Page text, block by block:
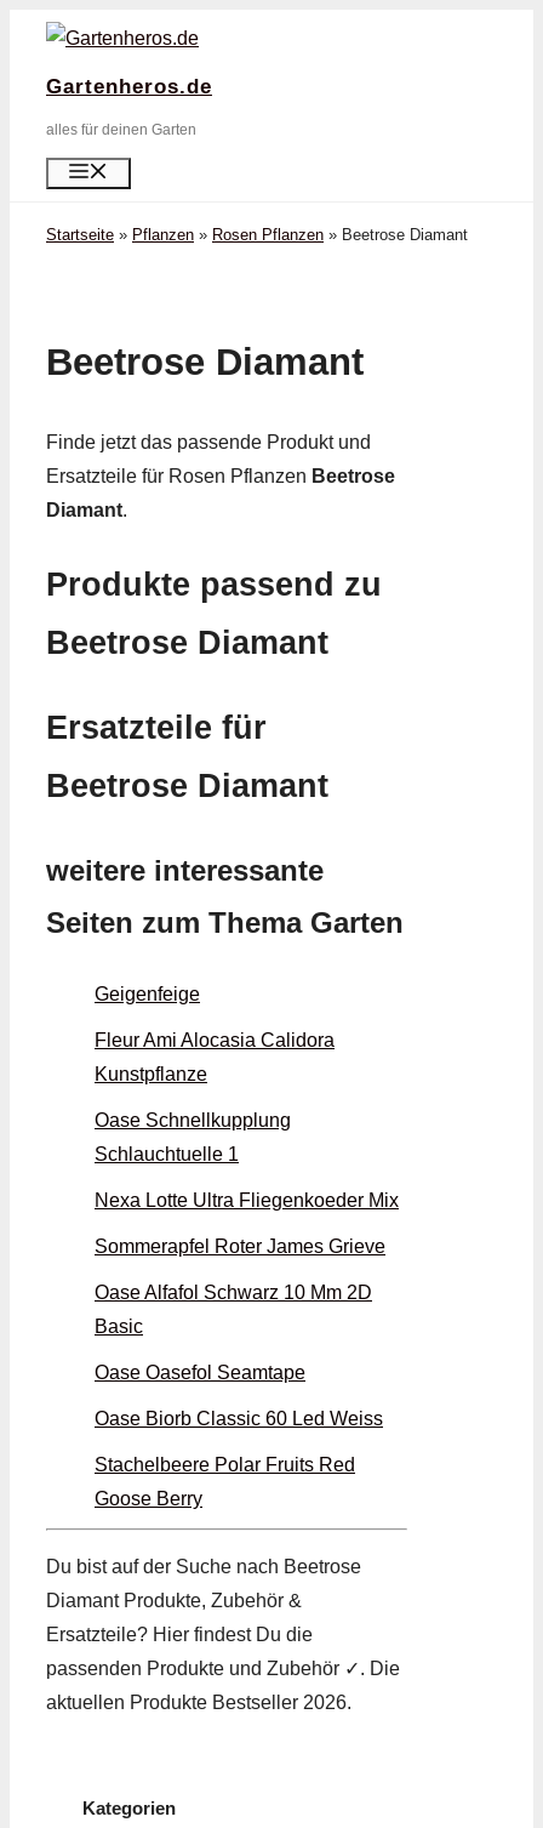
Zum
springen
Gartenheros.de
alles für deinen Garten
Startseite » Pflanzen » Rosen Pflanzen » Beetrose Diamant
Beetrose Diamant
Finde jetzt das passende Produkt und
Ersatzteile für Rosen Pflanzen Beetrose
Diamant.
Produkte passend zu
Beetrose Diamant
Ersatzteile für
Beetrose Diamant
weitere interessante
Seiten zum Thema Garten
Geigenfeige
Fleur Ami Alocasia Calidora
Kunstpflanze
Oase Schnellkupplung
Schlauchtuelle 1
Nexa Lotte Ultra Fliegenkoeder Mix
Sommerapfel Roter James Grieve
Oase Alfafol Schwarz 10 Mm 2D
Basic
Oase Oasefol Seamtape
Oase Biorb Classic 60 Led Weiss
Stachelbeere Polar Fruits Red
Goose Berry
Du bist auf der Suche nach Beetrose
Diamant Produkte, Zubehör &
Ersatzteile? Hier findest Du die
passenden Produkte und Zubehör ✓. Die
aktuellen Produkte Bestseller 2026.
Kategorien